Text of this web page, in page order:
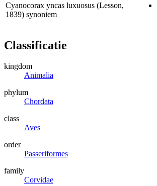
Cyanocorax yncas luxuosus (Lesson,
1839) synoniem
Classificatie
kingdom
Animalia
phylum
Chordata
class
Aves
order
Passeriformes
family
Corvidae